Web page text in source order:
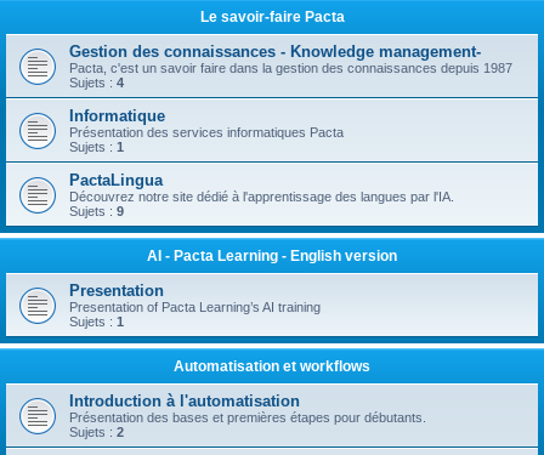
Le savoir-faire Pacta
Gestion des connaissances - Knowledge management-
Pacta, c'est un savoir faire dans la gestion des connaissances depuis 1987
Sujets : 4
Informatique
Présentation des services informatiques Pacta
Sujets : 1
PactaLingua
Découvrez notre site dédié à l'apprentissage des langues par l'IA.
Sujets : 9
AI - Pacta Learning - English version
Presentation
Presentation of Pacta Learning’s AI training
Sujets : 1
Automatisation et workflows
Introduction à l'automatisation
Présentation des bases et premières étapes pour débutants.
Sujets : 2